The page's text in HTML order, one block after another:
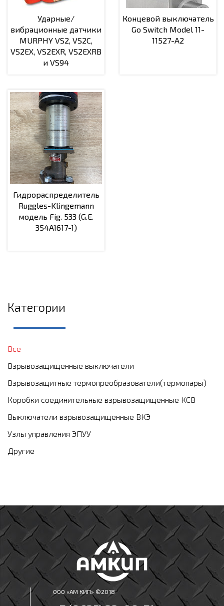
Ударные/
вибрационные датчики
MURPHY VS2, VS2C,
VS2EX, VS2EXR, VS2EXRB
и VS94
Концевой выключатель
Go Switch Model 11-
11527-A2
Гидрораспределитель
Ruggles-Klingemann
модель Fig. 533 (G.E.
354A1617-1)
Категории
Все
Взрывозащищенные выключатели
Взрывозащитные термопреобразователи(термопары)
Коробки соединительные взрывозащищенные КСВ
Выключатели взрывозащищенные ВКЭ
Узлы управления ЭПУУ
Другие
ООО «АМ КИП» ©2018